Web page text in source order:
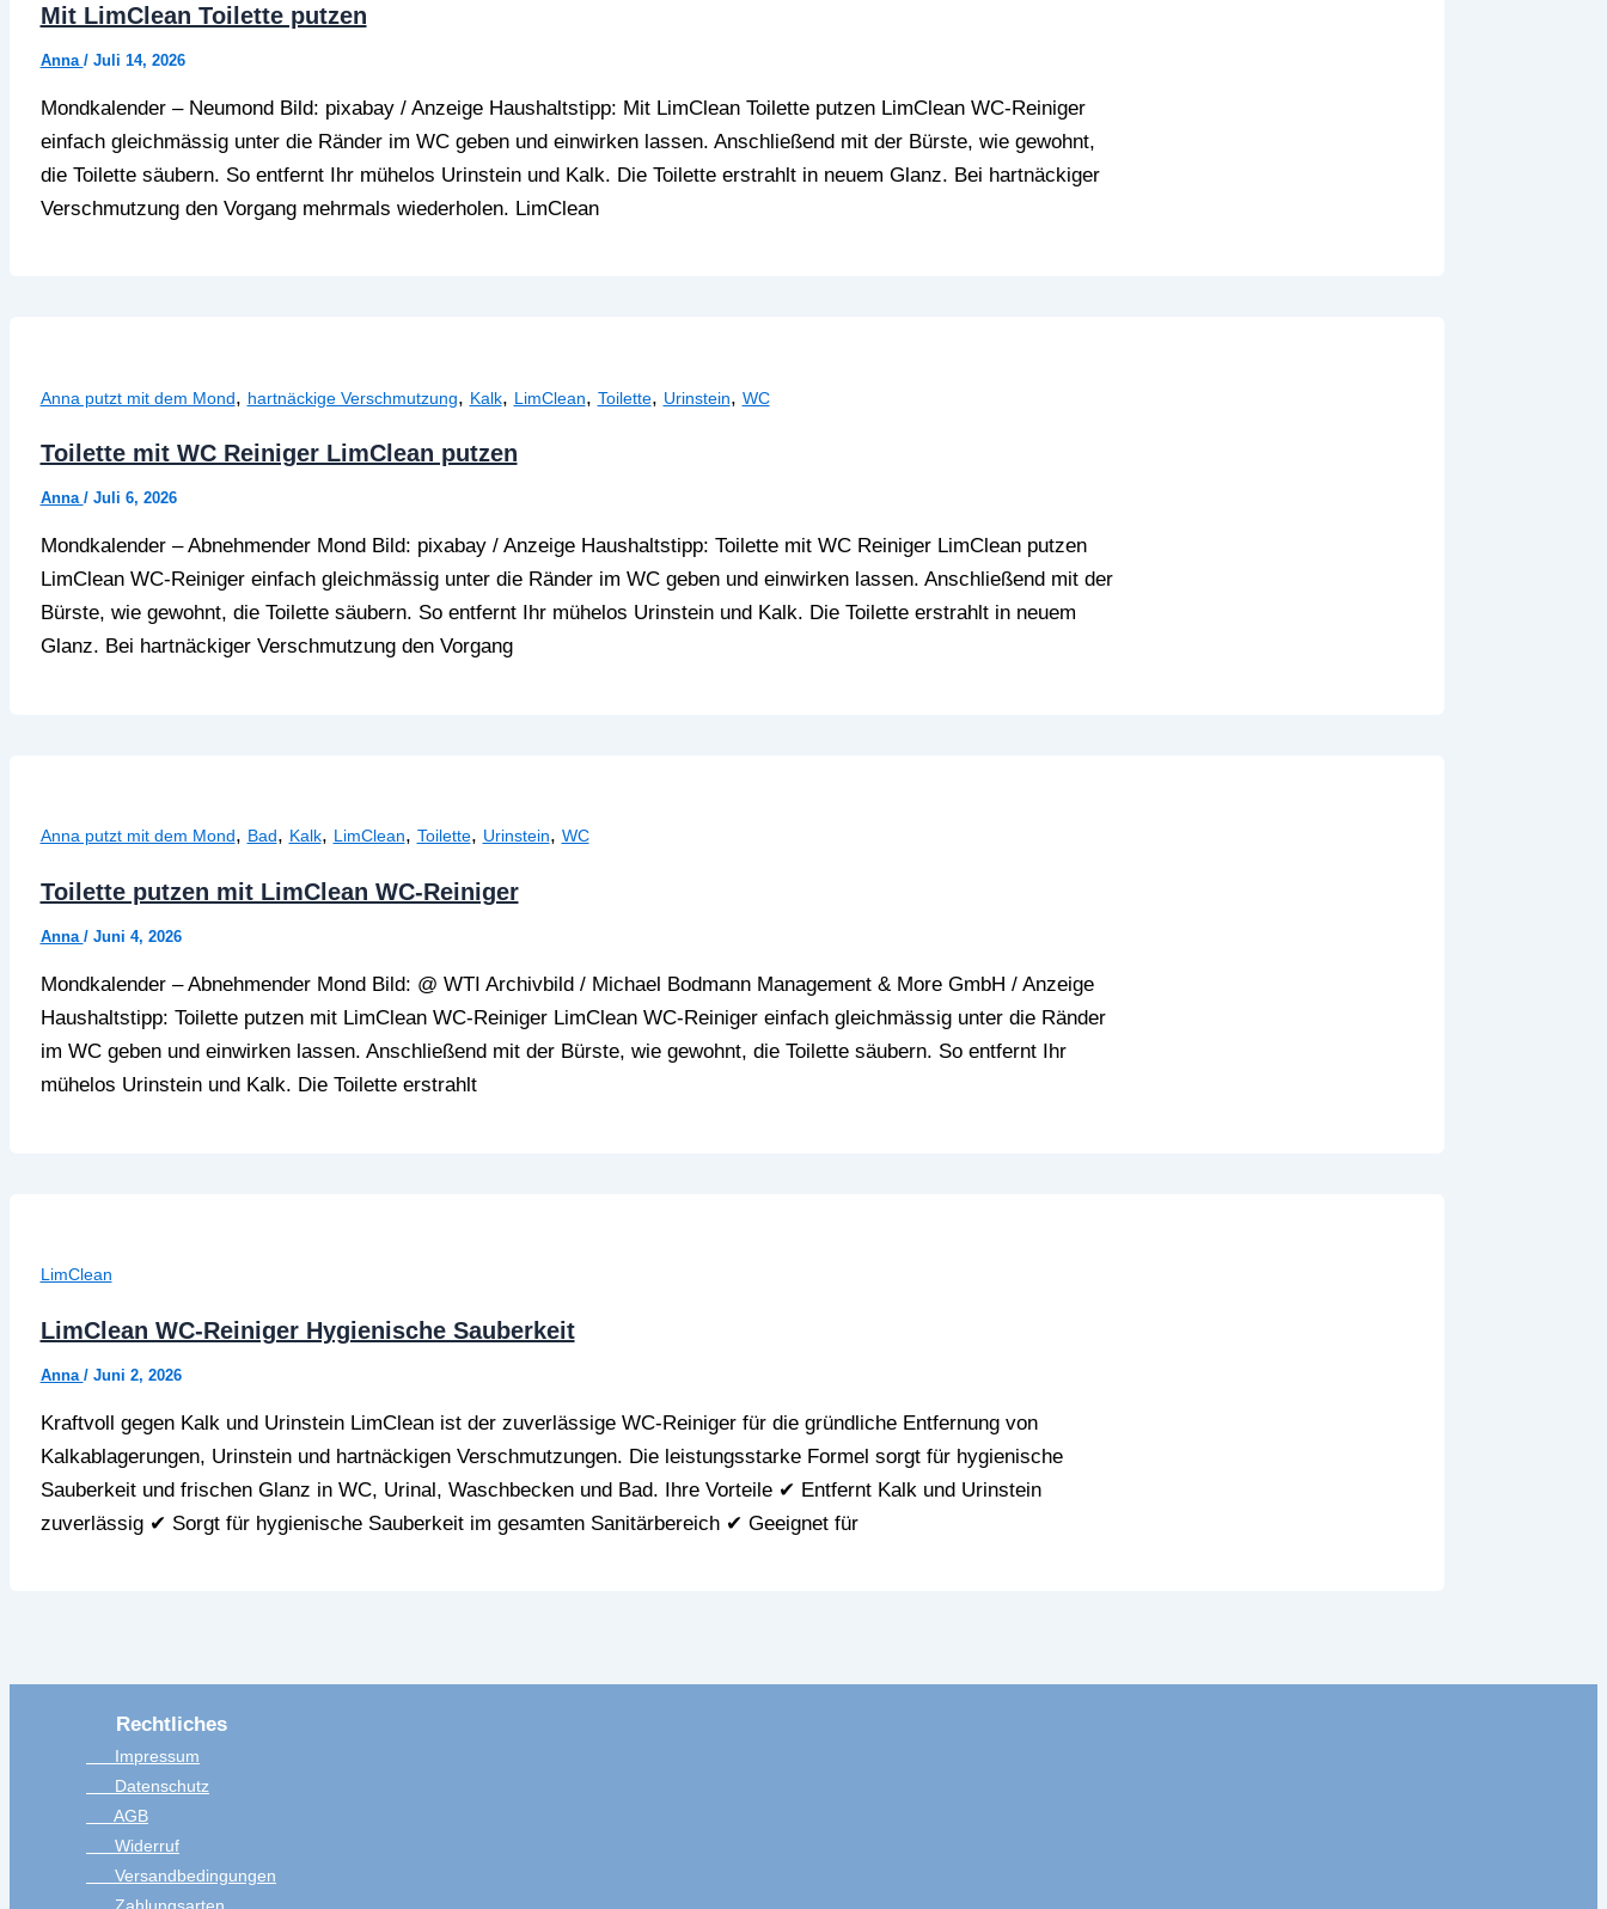
Mit LimClean Toilette putzen
Anna / Juli 14, 2026
Mondkalender – Neumond Bild: pixabay / Anzeige Haushaltstipp: Mit LimClean Toilette putzen LimClean WC-Reiniger
einfach gleichmässig unter die Ränder im WC geben und einwirken lassen. Anschließend mit der Bürste, wie gewohnt,
die Toilette säubern. So entfernt Ihr mühelos Urinstein und Kalk. Die Toilette erstrahlt in neuem Glanz. Bei hartnäckiger
Verschmutzung den Vorgang mehrmals wiederholen. LimClean
Anna putzt mit dem Mond, hartnäckige Verschmutzung, Kalk, LimClean, Toilette, Urinstein, WC
Toilette mit WC Reiniger LimClean putzen
Anna / Juli 6, 2026
Mondkalender – Abnehmender Mond Bild: pixabay / Anzeige Haushaltstipp: Toilette mit WC Reiniger LimClean putzen
LimClean WC-Reiniger einfach gleichmässig unter die Ränder im WC geben und einwirken lassen. Anschließend mit der
Bürste, wie gewohnt, die Toilette säubern. So entfernt Ihr mühelos Urinstein und Kalk. Die Toilette erstrahlt in neuem
Glanz. Bei hartnäckiger Verschmutzung den Vorgang
Anna putzt mit dem Mond, Bad, Kalk, LimClean, Toilette, Urinstein, WC
Toilette putzen mit LimClean WC-Reiniger
Anna / Juni 4, 2026
Mondkalender – Abnehmender Mond Bild: @ WTI Archivbild / Michael Bodmann Management & More GmbH / Anzeige
Haushaltstipp: Toilette putzen mit LimClean WC-Reiniger LimClean WC-Reiniger einfach gleichmässig unter die Ränder
im WC geben und einwirken lassen. Anschließend mit der Bürste, wie gewohnt, die Toilette säubern. So entfernt Ihr
mühelos Urinstein und Kalk. Die Toilette erstrahlt
LimClean
LimClean WC-Reiniger Hygienische Sauberkeit
Anna / Juni 2, 2026
Kraftvoll gegen Kalk und Urinstein LimClean ist der zuverlässige WC-Reiniger für die gründliche Entfernung von
Kalkablagerungen, Urinstein und hartnäckigen Verschmutzungen. Die leistungsstarke Formel sorgt für hygienische
Sauberkeit und frischen Glanz in WC, Urinal, Waschbecken und Bad. Ihre Vorteile ✔ Entfernt Kalk und Urinstein
zuverlässig ✔ Sorgt für hygienische Sauberkeit im gesamten Sanitärbereich ✔ Geeignet für
Rechtliches
Impressum
Datenschutz
AGB
Widerruf
Versandbedingungen